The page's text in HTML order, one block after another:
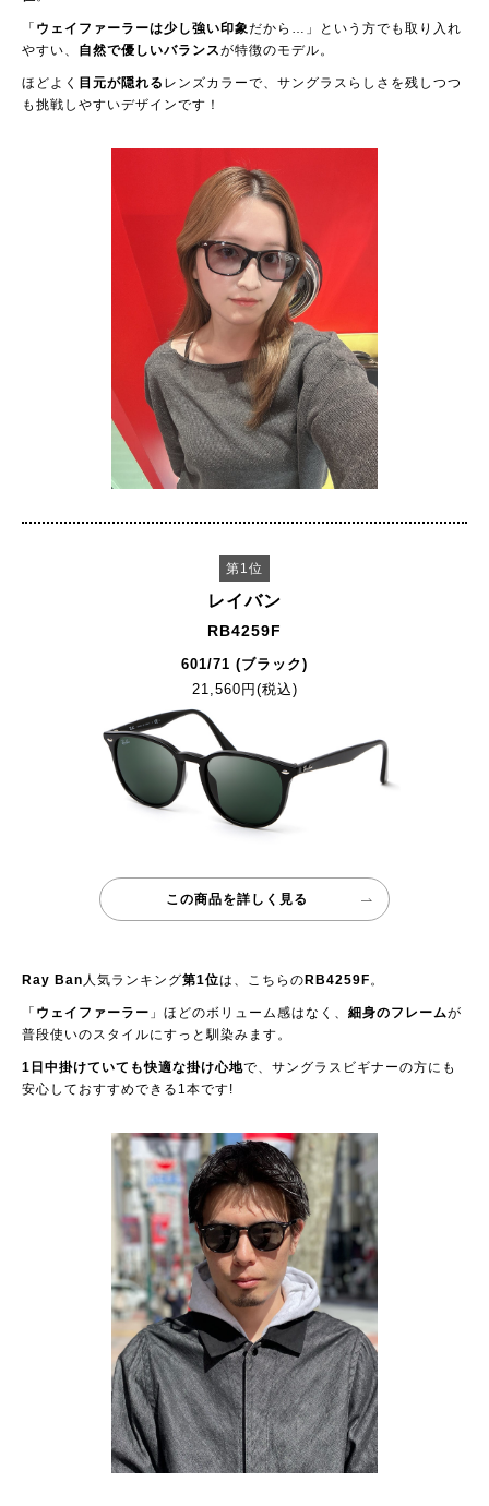
「 ウェイファーラーは少し強い印象だから…」という方でも取り入れ
やすい、 自然で優しいバランスが特徴のモデル。
ほどよく 目元が隠れる レンズカラーで、サングラスらしさを残しつつ
も挑戦しやすいデザインです！
第1位
レイバン
RB4259F
601/71 (ブラック)
21,560円(税込)
この商品を詳しく見る
Ray Ban 人気ランキング第1位は、こちらの RB4259F。
「 ウェイファーラー 」ほどのボリューム感はなく、 細身のフレームが
普段使いのスタイルにすっと馴染みます。
1日中掛けていても快適な掛け心地で、サングラスビギナーの方にも
安心しておすすめできる1本です!